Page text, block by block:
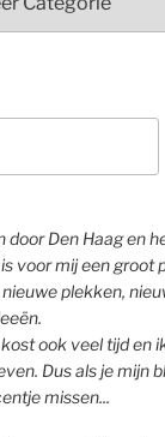
door Den Haag en
voor mij een groot
plekken,
ook veel tijd en
Dus als je mijn
missen...